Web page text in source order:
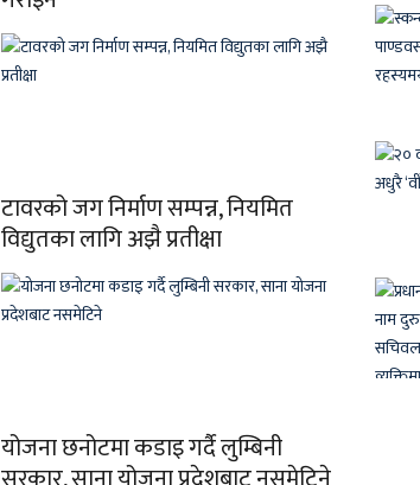
टावरको जग निर्माण सम्पन्न, नियमित
विद्युतका लागि अझै प्रतीक्षा
योजना छनोटमा कडाइ गर्दै लुम्बिनी